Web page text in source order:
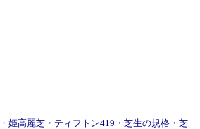
・ 姫高麗芝 ・ ティフトン419 ・ 芝生の規格 ・ 芝